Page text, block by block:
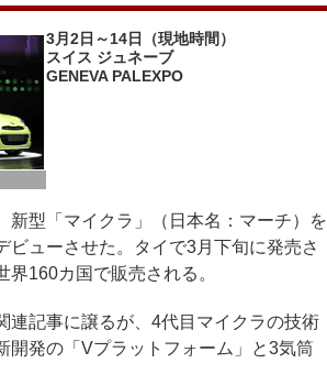
3月2日～14日（現地時間）
スイス ジュネーブ
GENEVA PALEXPO
型「マイクラ」（日本名：マーチ）を
ビューさせた。タイで3月下旬に発売さ
界160カ国で販売される。
記事に譲るが、4代目マイクラの技術
開発の「Vプラットフォーム」と3気筒